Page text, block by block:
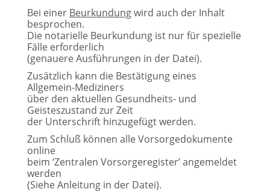
Bei einer Beurkundungwird auch der Inhalt
besprochen.
Die notarielle Beurkundung ist nur für spezielle
Fälle erforderlich
(genauere Ausführungen in der Datei).
Zusätzlich kann die Bestätigung eines
Allgemein-Mediziners
über den aktuellen Gesundheits- und
Geisteszustand zur Zeit
der Unterschrift hinzugefügt werden.
Zum Schluß können alle Vorsorgedokumente
online
beim ‘Zentralen Vorsorgeregister’ angemeldet
werden
(Siehe Anleitung in der Datei).